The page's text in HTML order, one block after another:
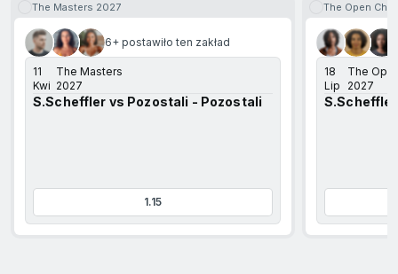
na koniec
The Masters 2027
6+ postawiło ten zakład
11
Kwi
The Masters
2027
S.Scheffler vs Pozostali - Pozostali
1.15
The Open
18
Lip
The
2027
na początek